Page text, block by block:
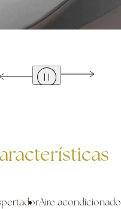
Aire acondicionado